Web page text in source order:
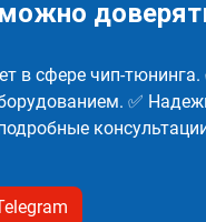
в сфере чип-
✅